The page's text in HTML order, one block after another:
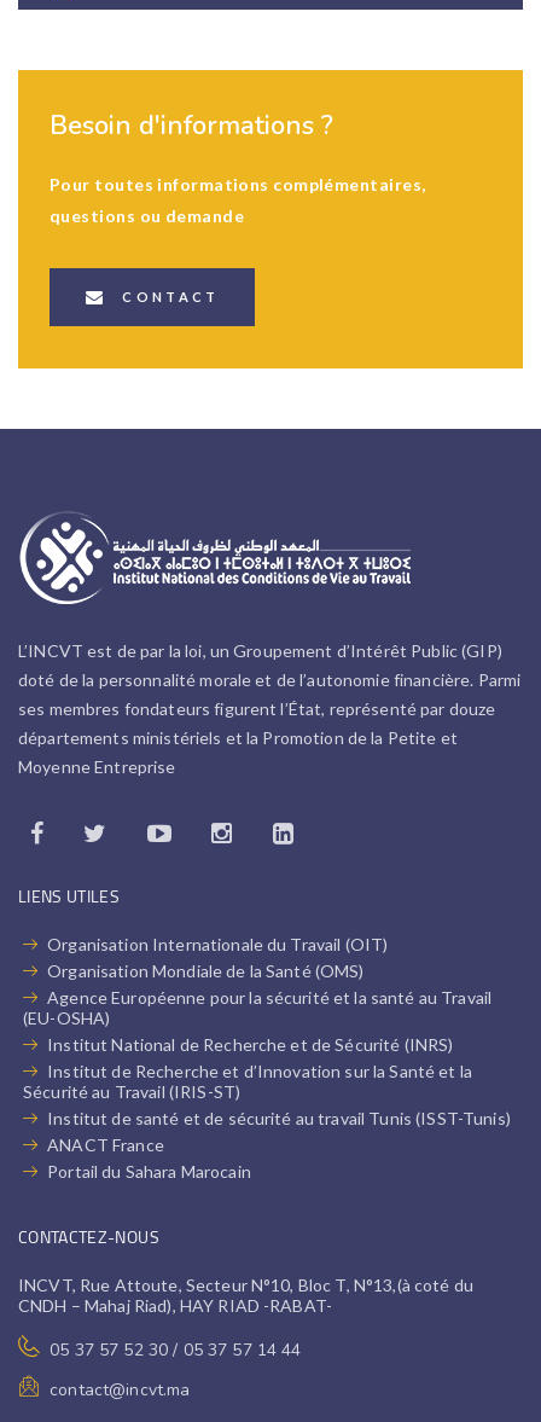
Besoin d'informations ?
Pour toutes informations complémentaires,
questions ou demande
CONTACT
L’INCVT est de par la loi, un Groupement d’Intérêt Public (GIP)
doté de la personnalité morale et de l’autonomie financière. Parmi
ses membres fondateurs figurent l’État, représenté par douze
départements ministériels et la Promotion de la Petite et
Moyenne Entreprise
LIENS UTILES
Organisation Internationale du Travail (OIT)
Organisation Mondiale de la Santé (OMS)
Agence Européenne pour la sécurité et la santé au Travail
(EU-OSHA)
Institut National de Recherche et de Sécurité (INRS)
Institut de Recherche et d’Innovation sur la Santé et la
Sécurité au Travail (IRIS-ST)
Institut de santé et de sécurité au travail Tunis (ISST-Tunis)
ANACT France
Portail du Sahara Marocain
CONTACTEZ-NOUS
INCVT, Rue Attoute, Secteur N°10, Bloc T, N°13,(à coté du
CNDH – Mahaj Riad), HAY RIAD -RABAT-
05 37 57 52 30 / 05 37 57 14 44
contact@incvt.ma